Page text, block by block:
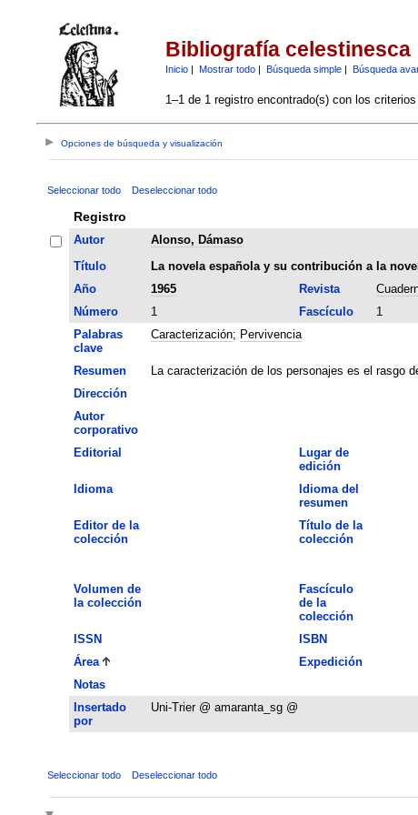
Bibliografía celestinesca
Inicio| Mostrar todo| Búsqueda simple| Búsqueda
1–1 de 1 registro encontrado(s) con los
Opciones de búsqueda y visualización
Seleccionar todo Deseleccionar todo
Registro
Autor
Alonso, Dámaso
Título
La novela española y su contribución a la
Año
1965 Revista
Número
1 Fascículo 1
Palabras
clave
Caracterización; Pervivencia
Resumen
La caracterización de los personajes es el rasgo
Dirección
Autor
corporativo
Editorial
Lugar de
edición
Idioma
Idioma del
resumen
Editor de la
colección
Título de la
colección
Volumen de
la colección
Fascículo
de la
colección
ISSN ISBN
Área
Expedición
Notas
Insertado
por
Uni-Trier @ amaranta_sg @
Seleccionar todo Deseleccionar todo